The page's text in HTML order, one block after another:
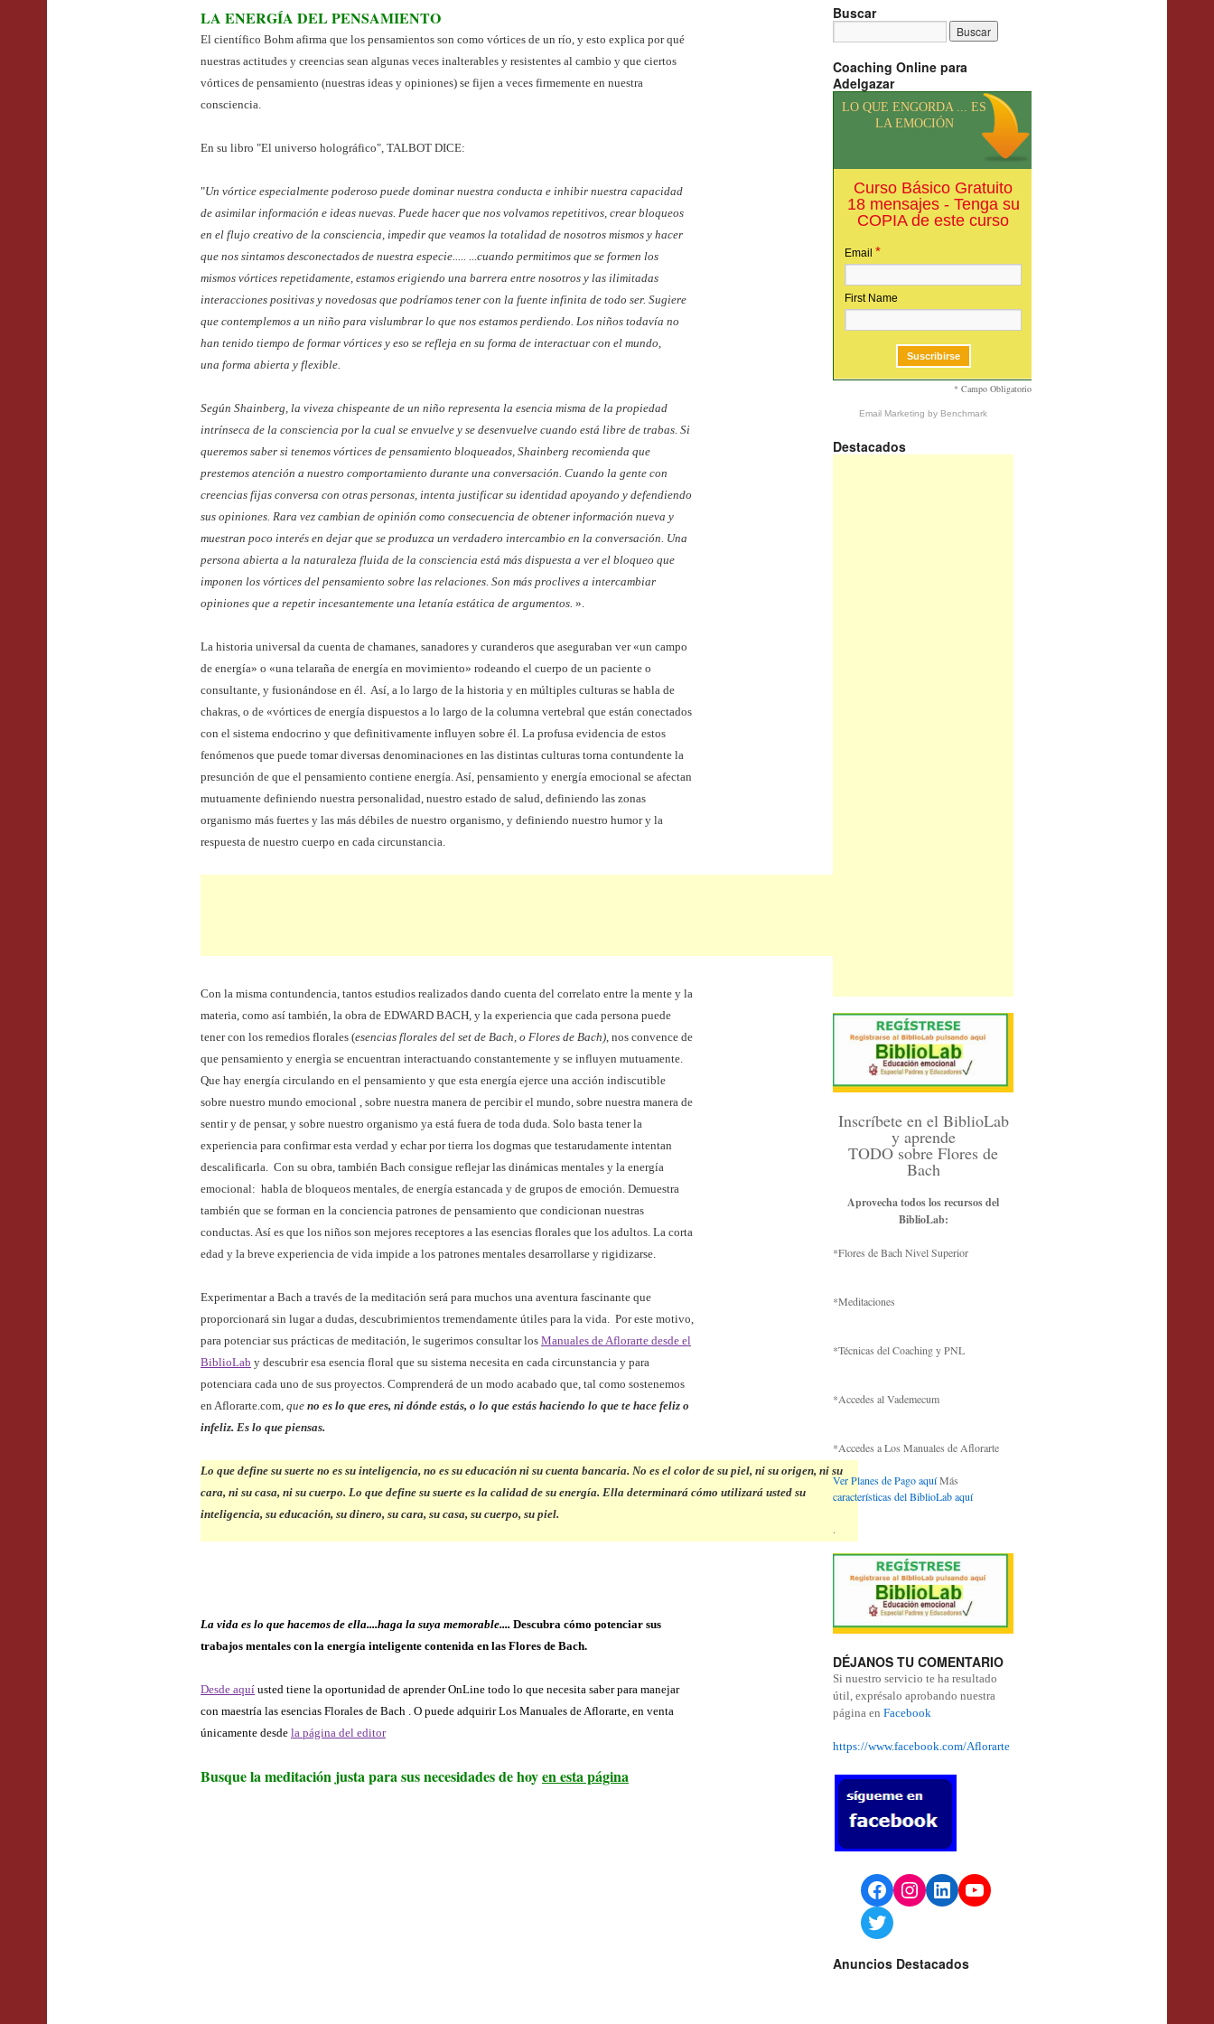
LA ENERGÍA DEL PENSAMIENTO
El científico Bohm afirma que los pensamientos son como vórtices de un río, y esto explica por qué
nuestras actitudes y creencias sean algunas veces inalterables y resistentes al cambio y que ciertos
vórtices de pensamiento (nuestras ideas y opiniones) se fijen a veces firmemente en nuestra
consciencia.
En su libro "El universo holográfico", TALBOT DICE:
"Un vórtice especialmente poderoso puede dominar nuestra conducta e inhibir nuestra capacidad
de asimilar información e ideas nuevas. Puede hacer que nos volvamos repetitivos, crear bloqueos
en el flujo creativo de la consciencia, impedir que veamos la totalidad de nosotros mismos y hacer
que nos sintamos desconectados de nuestra especie..... ...cuando permitimos que se formen los
mismos vórtices repetidamente, estamos erigiendo una barrera entre nosotros y las ilimitadas
interacciones positivas y novedosas que podríamos tener con la fuente infinita de todo ser. Sugiere
que contemplemos a un niño para vislumbrar lo que nos estamos perdiendo. Los niños todavía no
han tenido tiempo de formar vórtices y eso se refleja en su forma de interactuar con el mundo,
una forma abierta y flexible.
Según Shainberg, la viveza chispeante de un niño representa la esencia misma de la propiedad
intrínseca de la consciencia por la cual se envuelve y se desenvuelve cuando está libre de trabas. Si
queremos saber si tenemos vórtices de pensamiento bloqueados, Shainberg recomienda que
prestemos atención a nuestro comportamiento durante una conversación. Cuando la gente con
creencias fijas conversa con otras personas, intenta justificar su identidad apoyando y defendiendo
sus opiniones. Rara vez cambian de opinión como consecuencia de obtener información nueva y
muestran poco interés en dejar que se produzca un verdadero intercambio en la conversación. Una
persona abierta a la naturaleza fluida de la consciencia está más dispuesta a ver el bloqueo que
imponen los vórtices del pensamiento sobre las relaciones. Son más proclives a intercambiar
opiniones que a repetir incesantemente una letanía estática de argumentos. ».
La historia universal da cuenta de chamanes, sanadores y curanderos que aseguraban ver «un campo
de energía» o «una telaraña de energía en movimiento» rodeando el cuerpo de un paciente o
consultante, y fusionándose en él. Así, a lo largo de la historia y en múltiples culturas se habla de
chakras, o de «vórtices de energía dispuestos a lo largo de la columna vertebral que están conectados
con el sistema endocrino y que definitivamente influyen sobre él. La profusa evidencia de estos
fenómenos que puede tomar diversas denominaciones en las distintas culturas torna contundente la
presunción de que el pensamiento contiene energía. Así, pensamiento y energía emocional se afectan
mutuamente definiendo nuestra personalidad, nuestro estado de salud, definiendo las zonas
organismo más fuertes y las más débiles de nuestro organismo, y definiendo nuestro humor y la
respuesta de nuestro cuerpo en cada circunstancia.
Con la misma contundencia, tantos estudios realizados dando cuenta del correlato entre la mente y la
materia, como así también, la obra de EDWARD BACH, y la experiencia que cada persona puede
tener con los remedios florales (esencias florales del set de Bach, o Flores de Bach), nos convence de
que pensamiento y energìa se encuentran interactuando constantemente y se influyen mutuamente.
Que hay energía circulando en el pensamiento y que esta energía ejerce una acción indiscutible
sobre nuestro mundo emocional , sobre nuestra manera de percibir el mundo, sobre nuestra manera de
sentir y de pensar, y sobre nuestro organismo ya está fuera de toda duda. Solo basta tener la
experiencia para confirmar esta verdad y echar por tierra los dogmas que testarudamente intentan
descalificarla. Con su obra, también Bach consigue reflejar las dinámicas mentales y la energía
emocional: habla de bloqueos mentales, de energía estancada y de grupos de emoción. Demuestra
también que se forman en la conciencia patrones de pensamiento que condicionan nuestras
conductas. Así es que los niños son mejores receptores a las esencias florales que los adultos. La corta
edad y la breve experiencia de vida impide a los patrones mentales desarrollarse y rigidizarse.
Experimentar a Bach a través de la meditación será para muchos una aventura fascinante que
proporcionará sin lugar a dudas, descubrimientos tremendamente útiles para la vida. Por este motivo,
para potenciar sus prácticas de meditación, le sugerimos consultar los Manuales de Aflorarte desde el
BiblioLab y descubrir esa esencia floral que su sistema necesita en cada circunstancia y para
potenciara cada uno de sus proyectos. Comprenderá de un modo acabado que, tal como sostenemos
en Aflorarte.com, que no es lo que eres, ni dónde estás, o lo que estás haciendo lo que te hace feliz o
infeliz. Es lo que piensas.
Lo que define su suerte no es su inteligencia, no es su educación ni su cuenta bancaria. No es el color de su piel, ni su origen, ni su
cara, ni su casa, ni su cuerpo. Lo que define su suerte es la calidad de su energía. Ella determinará cómo utilizará usted su
inteligencia, su educación, su dinero, su cara, su casa, su cuerpo, su piel.
La vida es lo que hacemos de ella....haga la suya memorable.... Descubra cómo potenciar sus
trabajos mentales con la energía inteligente contenida en las Flores de Bach.
Desde aquí usted tiene la oportunidad de aprender OnLine todo lo que necesita saber para manejar
con maestría las esencias Florales de Bach . O puede adquirir Los Manuales de Aflorarte, en venta
únicamente desde la página del editor
Busque la meditación justa para sus necesidades de hoyen esta página
Buscar
Coaching Online para
Adelgazar
LO QUE ENGORDA ... ES
LA EMOCIÓN
Curso Básico Gratuito
18 mensajes - Tenga su
COPIA de este curso
Email *
First Name
* Campo Obligatorio
Email Marketing by Benchmark
Destacados
Inscríbete en el BiblioLab
y aprende
TODO sobre Flores de
Bach
Aprovecha todos los recursos del
BiblioLab:
*Flores de Bach Nivel Superior
*Meditaciones
*Técnicas del Coaching y PNL
*Accedes al Vademecum
*Accedes a Los Manuales de Aflorarte
Ver Planes de Pago aquíMás
características del BiblioLab aquí
.
DÉJANOS TU COMENTARIO
Si nuestro servicio te ha resultado
útil, exprésalo aprobando nuestra
página en Facebook
https://www.facebook.com/Aflorarte
Facebook
Instagram
LinkedInYouTube
Twitter
Anuncios Destacados